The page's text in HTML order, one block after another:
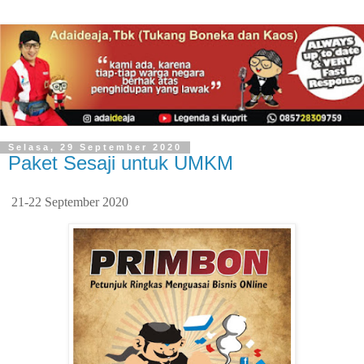
Selasa, 29 September 2020
Paket Sesaji untuk UMKM
21-22 September 2020